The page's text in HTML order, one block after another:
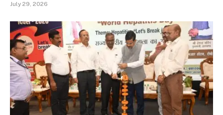
July 29, 2026